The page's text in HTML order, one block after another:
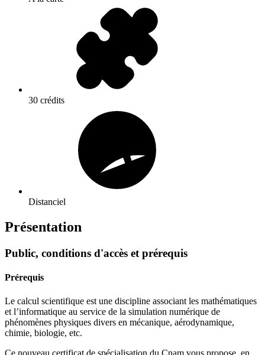
30 crédits
Distanciel
Présentation
Public, conditions d'accès et prérequis
Prérequis
Le calcul scientifique est une discipline associant les mathématiques
et l’informatique au service de la simulation numérique de
phénomènes physiques divers en mécanique, aérodynamique,
chimie, biologie, etc.
Ce nouveau certificat de spécialisation du Cnam vous propose, en